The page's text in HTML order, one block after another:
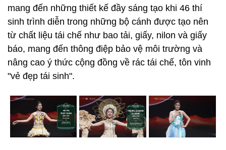
mang đến những thiết kế đầy sáng tạo khi 46 thí
sinh trình diễn trong những bộ cánh được tạo nên
từ chất liệu tái chế như bao tải, giấy, nilon và giấy
báo, mang đến thông điệp bảo vệ môi trường và
nâng cao ý thức cộng đồng về rác tái chế, tôn vinh
"vẻ đẹp tái sinh".